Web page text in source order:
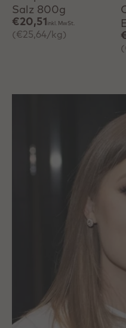
Hersteller
Haltbarkeit
Allergene: Milch, Soja
Salz 800g
€20,51 inkl. MwSt.
(€25,64/kg)